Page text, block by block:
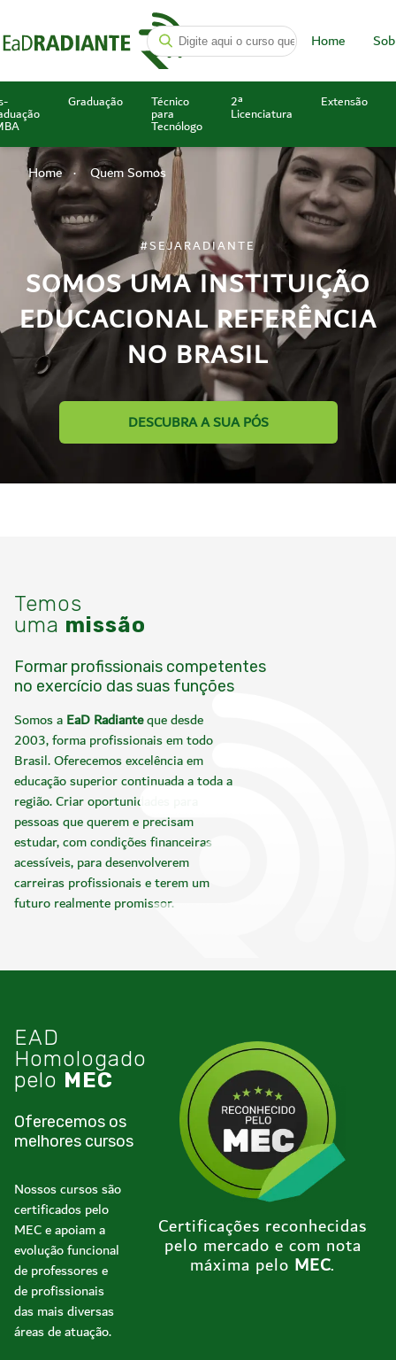
Home
Graduação Técnico
para
Tecnólogo
2ª
Licenciatura
Extensão
Home Quem Somos
#SEJARADIANTE
SOMOS UMA INSTITUIÇÃO
EDUCACIONAL REFERÊNCIA
NO BRASIL
DESCUBRA A SUA PÓS
Temos
uma missão
Formar profissionais competentes
no exercício das suas funções
Somos aEaD Radianteque desde
2003, forma profissionais em todo
Brasil. Oferecemos excelência em
educação superior continuada a toda a
região. Criar oportunidades para
pessoas que querem e precisam
estudar, com condições financeiras
acessíveis, para desenvolverem
carreiras profissionais e terem um
futuro realmente promissor.
EAD
Homologado
pelo MEC
Oferecemos os
melhores cursos
Nossos cursos são
certificados pelo
MEC e apoiam a
evolução funcional
de professores e
de profissionais
das mais diversas
áreas de atuação.
Certificações reconhecidas
pelo mercado e com nota
máxima pelo MEC.